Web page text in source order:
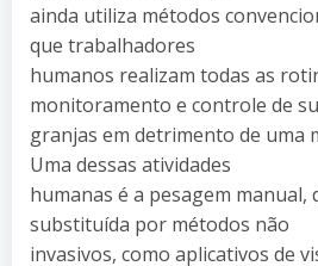
ainda utiliza métodos
que trabalhadores
humanos realizam todas as
monitoramento e controle de
granjas em detrimento de uma
Uma dessas atividades
humanas é a pesagem manual,
substituída por métodos não
invasivos, como aplicativos de